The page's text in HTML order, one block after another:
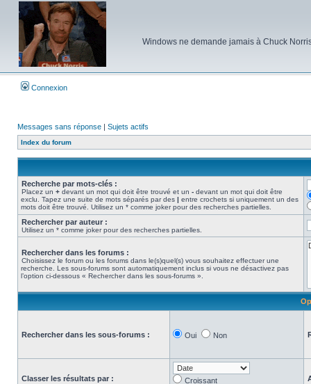
Windows ne demande jamais à Chuck
Connexion
Messages sans réponse | Sujets actifs
Index du forum
Recherche par mots-clés :
Placez un + devant un mot qui doit être trouvé et un - devant un mot qui doit être
exclu. Tapez une suite de mots séparés par des | entre crochets si uniquement un des
mots doit être trouvé. Utilisez un * comme joker pour des recherches partielles.
Rechercher par auteur :
Utilisez un * comme joker pour des recherches partielles.
Rechercher dans les forums :
Choisissez le forum ou les forums dans le(s)quel(s) vous souhaitez effectuer une
recherche. Les sous-forums sont automatiquement inclus si vous ne désactivez pas
l’option ci-dessous « Rechercher dans les sous-forums ».
Rechercher dans les sous-forums : Oui Non
Classer les résultats par :
Croissant